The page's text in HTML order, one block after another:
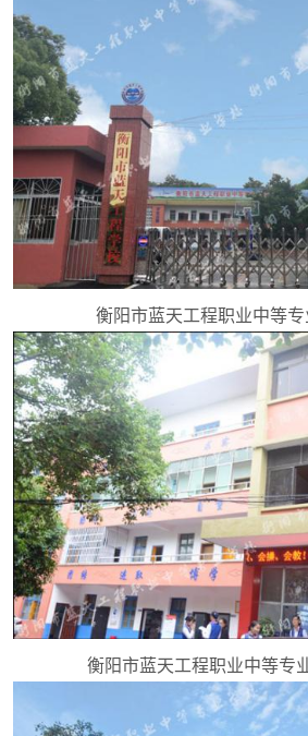
衡阳市蓝天工程职业中等
衡阳市蓝天工程职业中等专